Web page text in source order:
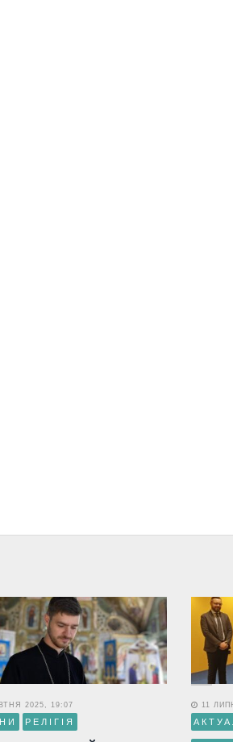
2025, 19:07
РЕЛІГІЯ
11